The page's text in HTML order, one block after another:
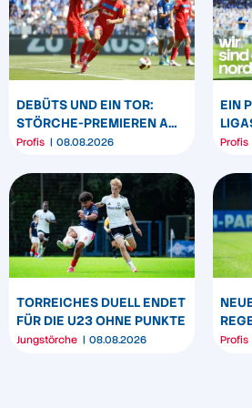
DEBÜTS UND EIN TOR:
STÖRCHE-PREMIEREN AM
„BÖLLE“
Profis 08.08.2026
EIN
Profis
TORREICHES DUELL ENDET
FÜR DIE U23 OHNE PUNKTE
Jungstörche 08.08.2026
ZUM
Profis